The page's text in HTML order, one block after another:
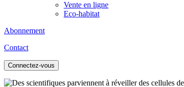
Vente en ligne
Eco-habitat
Abonnement
Contact
Connectez-vous